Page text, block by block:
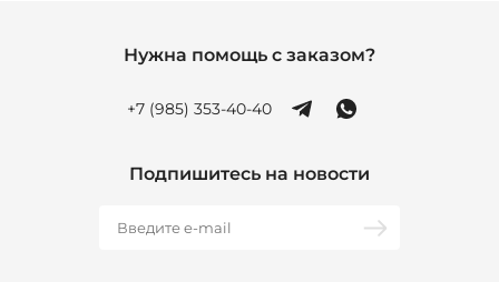
Нужна помощь с заказом?
+7 (985) 353-40-40
Подпишитесь на новости